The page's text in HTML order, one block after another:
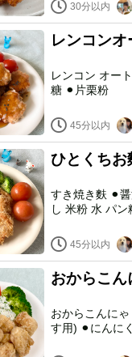
30分以内
レンコン
レンコン オートミール 豆乳 長芋 生姜 ⚫︎しょうゆ ⚫︎みりん ⚫︎酒 ⚫︎甜菜
糖 ⚫︎片栗粉
45分以内
ひとくちお
すき焼き麩 ⚫︎醤油 ⚫︎みりん ⚫︎酒 ⚫︎生姜すりおろし ⚫︎にんにくすりおろ
し 米粉 水
45分以内
おからこ
おからこんにゃく ⚫︎醤油 ⚫︎生姜すりおろし ⚫︎塩こしょう 片栗
す用) ⚫︎に